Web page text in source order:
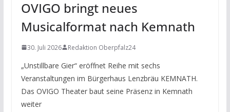
OVIGO bringt neues
Musicalformat nach Kemnath
30. Juli 2026 Redaktion Oberpfalz24
„Unstillbare Gier“ eröffnet Reihe mit sechs
Veranstaltungen im Bürgerhaus Lenzbräu KEMNATH.
Das OVIGO Theater baut seine Präsenz in Kemnath
weiter